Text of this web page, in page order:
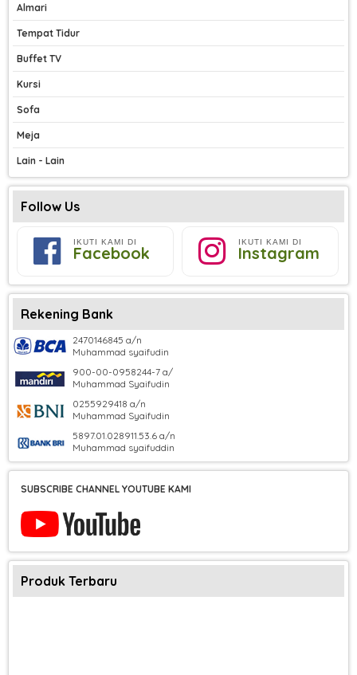
Almari
Tempat Tidur
Buffet TV
Kursi
Sofa
Meja
Lain - Lain
Follow Us
IKUTI KAMI DI
Facebook
IKUTI KAMI DI
Instagram
Rekening Bank
2470146845 a/n
Muhammad syaifudin
900-00-0958244-7 a/
Muhammad Syaifudin
0255929418 a/n
Muhammad Syaifudin
5897.01.028911.53.6 a/n
Muhammad syaifuddin
SUBSCRIBE CHANNEL YOUTUBE KAMI
Produk Terbaru